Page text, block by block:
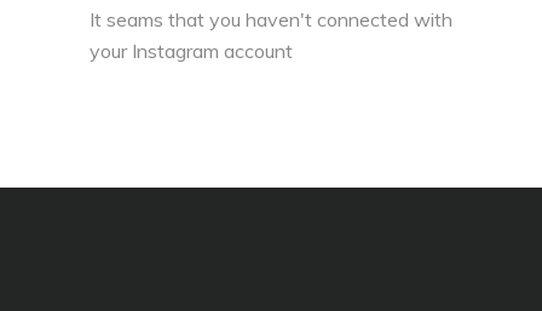
It seams that you haven't connected with
your Instagram account